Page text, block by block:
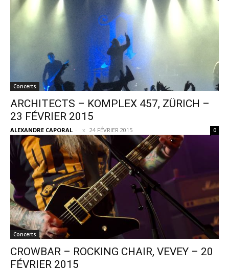
Concerts
ARCHITECTS – KOMPLEX 457, ZÜRICH –
23 FÉVRIER 2015
ALEXANDRE CAPORAL - 24 FÉVRIER 2015 0
Concerts
CROWBAR – ROCKING CHAIR, VEVEY – 20
FÉVRIER 2015